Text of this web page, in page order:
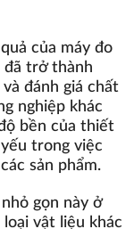
của máy đo
đã trở thành
đánh giá chất
nghiệp khác
bền của thiết
trong việc
sản phẩm.
gọn này ở
vật liệu khác